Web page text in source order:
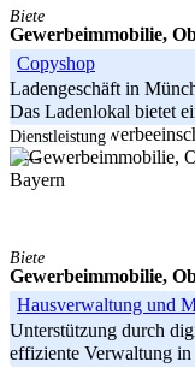
Biete
Gewerbeimmobilie,
Copyshop
Ladengeschäft in
Das Ladenlokal bietet
hat keine
-----
Bayern
Dienstleistung
Biete
Gewerbeimmobilie,
Hausverwaltung und
Unterstützung durch
effiziente Verwaltung in